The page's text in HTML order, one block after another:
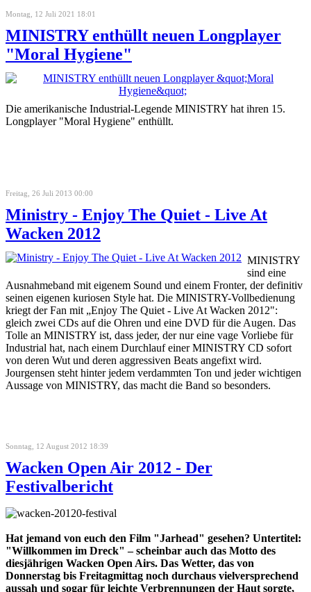
Montag, 12 Juli 2021 18:01
MINISTRY enthüllt neuen Longplayer
"Moral Hygiene"
Die amerikanische Industrial-Legende MINISTRY hat ihren 15.
Longplayer "Moral Hygiene" enthüllt.
Freitag, 26 Juli 2013 00:00
Ministry - Enjoy The Quiet - Live At
Wacken 2012
MINISTRY
sind eine
Ausnahmeband mit eigenem Sound und einem Fronter, der definitiv
seinen eigenen kuriosen Style hat. Die MINISTRY-Vollbedienung
kriegt der Fan mit „Enjoy The Quiet - Live At Wacken 2012":
gleich zwei CDs auf die Ohren und eine DVD für die Augen. Das
Tolle an MINISTRY ist, dass jeder, der nur eine vage Vorliebe für
Industrial hat, nach einem Durchlauf einer MINISTRY CD sofort
von deren Wut und deren aggressiven Beats angefixt wird.
Jourgensen steht hinter jedem verdammten Ton und jeder wichtigen
Aussage von MINISTRY, das macht die Band so besonders.
Sonntag, 12 August 2012 18:39
Wacken Open Air 2012 - Der
Festivalbericht
Hat jemand von euch den Film "Jarhead" gesehen? Untertitel:
"Willkommen im Dreck" – scheinbar auch das Motto des
diesjährigen Wacken Open Airs. Das Wetter, das von
Donnerstag bis Freitagmittag noch durchaus vielversprechend
aussah und sogar für leichte Verbrennungen der Haut sorgte,